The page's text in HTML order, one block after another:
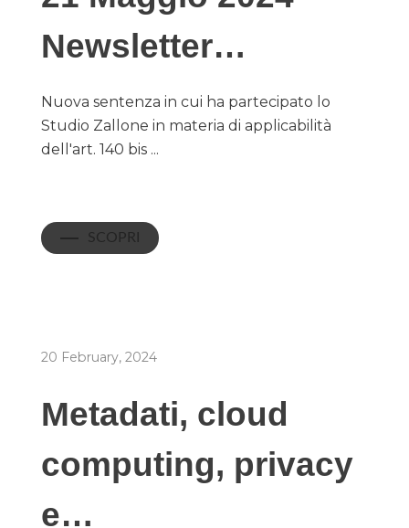
Newsletter…
Nuova sentenza in cui ha partecipato lo
Studio Zallone in materia di applicabilità
dell'art. 140 bis ...
SCOPRI
20 February, 2024
Metadati, cloud
computing, privacy
e…